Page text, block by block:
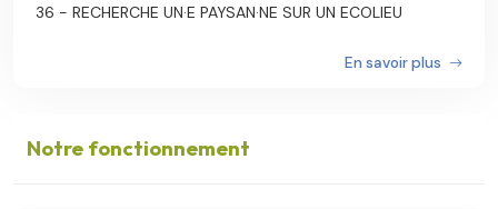
36 - RECHERCHE UN·E PAYSAN·NE SUR UN ECOLIEU
En savoir plus
Notre fonctionnement